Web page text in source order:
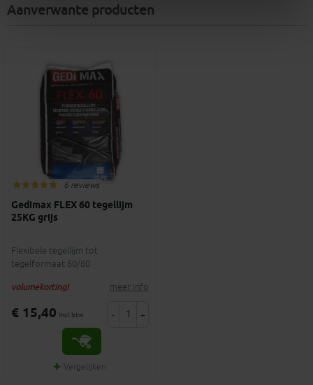
Aanverwante producten
6 reviews
Gedimax FLEX 60 tegellijm
25KG grijs
Flexibele tegellijm tot
tegelformaat 60/60
volumekorting! meer info
€ 15,40 incl.btw - +
Vergelijken